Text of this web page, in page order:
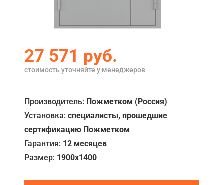
Кредит
О компании
Отзывы
Контакты
27 571 руб.
стоимость уточняйте у менеджеров
Производитель: Пожметком (Россия)
Установка: специалисты, прошедшие
сертификацию Пожметком
Гарантия: 12 месяцев
Размер: 1900x1400